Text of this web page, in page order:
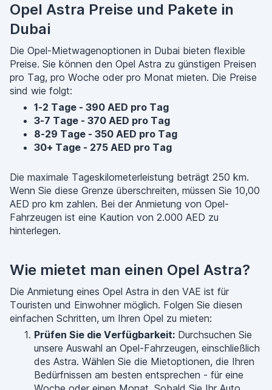
Opel Astra Preise und Pakete in
Dubai
Die Opel-Mietwagenoptionen in Dubai bieten flexible
Preise. Sie können den Opel Astra zu günstigen Preisen
pro Tag, pro Woche oder pro Monat mieten. Die Preise
sind wie folgt:
1-2 Tage - 390 AED pro Tag
3-7 Tage - 370 AED pro Tag
8-29 Tage - 350 AED pro Tag
30+ Tage - 275 AED pro Tag
Die maximale Tageskilometerleistung beträgt 250 km.
Wenn Sie diese Grenze überschreiten, müssen Sie 10,00
AED pro km zahlen. Bei der Anmietung von Opel-
Fahrzeugen ist eine Kaution von 2.000 AED zu
hinterlegen.
Wie mietet man einen Opel Astra?
Die Anmietung eines Opel Astra in den VAE ist für
Touristen und Einwohner möglich. Folgen Sie diesen
einfachen Schritten, um Ihren Opel zu mieten:
Prüfen Sie die Verfügbarkeit: Durchsuchen Sie
unsere Auswahl an Opel-Fahrzeugen, einschließlich
des Astra. Wählen Sie die Mietoptionen, die Ihren
Bedürfnissen am besten entsprechen - für eine